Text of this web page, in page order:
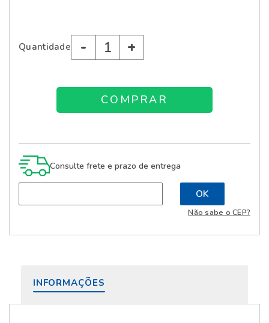
Quantidade - +
Consulte frete e prazo de entrega
Não sabe o CEP?
INFORMAÇÕES